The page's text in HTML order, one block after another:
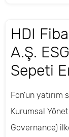
HDI
A.Ş.
Sepeti
Fon'un
Kurumsal
Governance)